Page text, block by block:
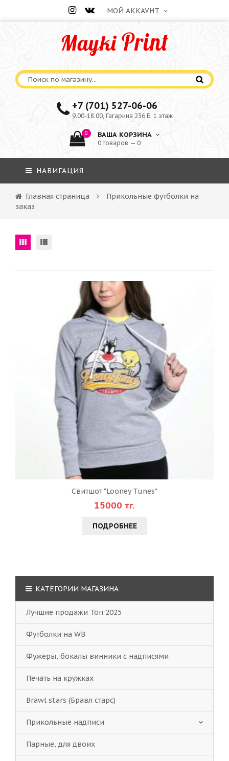
МОЙ АККАУНТ
+7 (701) 527-06-06
9.00-18.00, Гагарина 236 Б, 1 этаж
0 ВАША КОРЗИНА
0 товаров — 0
НАВИГАЦИЯ
Главная страница
Прикольные футболки на
заказ
Свитшот "Looney Tunes"
15000 тг.
ПОДРОБНЕЕ
КАТЕГОРИИ МАГАЗИНА
Лучшие продажи Топ 2025
Футболки на WB
Фужеры, бокалы винники с надписями
Печать на кружках
Brawl stars (Бравл старс)
Прикольные надписи
Парные, для двоих